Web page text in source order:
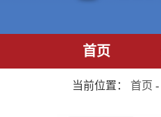
首页
当前位置： 首页 -